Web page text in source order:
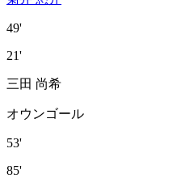
49'
21'
三田 尚希
オウンゴール
53'
85'